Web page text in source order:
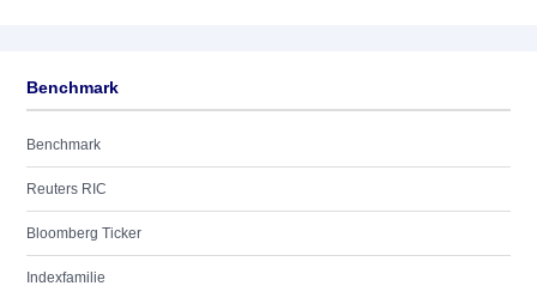
Benchmark
Benchmark
Reuters RIC
Bloomberg Ticker
Indexfamilie